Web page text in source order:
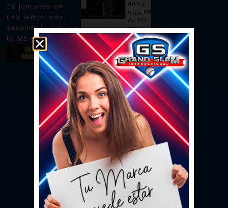
20 jonrones en
una temporada,
sacando la bola en
la 5ta entrada
Abreu
pega HR
de 431-
pies |
02/08/2026
Pages
remolca
dos con
sencillo |
02/08/2026
Ceddanne
Rafaela
pega HR
solitario
en la 3ra |
02/08/2026
Se vacían
por un
intento de
toque |
02/08/2026